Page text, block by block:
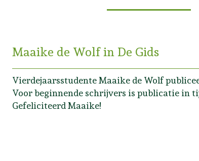
Maaike de Wolf in De Gids
Vierdejaarsstudente Maaike de Wolf
Voor beginnende schrijvers is publicatie in
Gefeliciteerd Maaike!